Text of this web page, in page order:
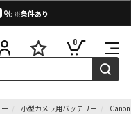
% ※条件あり
0
小型カメラ用バッテリー